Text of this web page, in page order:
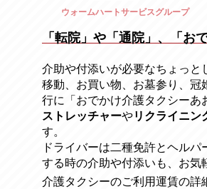
ウォームハートサービスグループ
「転院」や「通院」、「お
介助や付添いが必要なちょっと
移動、お買い物、お墓参り、冠
行に「おでかけ介護タクシーあ
ストレッチャー​やリクライニン
す。
ドライバーは二種免許とヘル
する時の介助や付添いも、お
介護タクシーのご利用運賃の詳